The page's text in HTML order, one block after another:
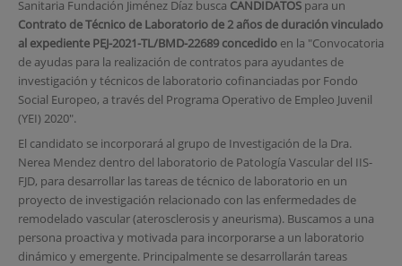
Sanitaria Fundación Jiménez Díaz busca CANDIDATOSpara un
Contrato de Técnico de Laboratorio de 2 añosde duración vinculado
al expediente PEJ-2021-TL/BMD-22689 concedido en la "Convocatoria
de ayudas para la realización de contratos para ayudantes de
investigación y técnicos de laboratorio cofinanciadas por Fondo
Social Europeo, a través del Programa Operativo de Empleo Juvenil
(YEI) 2020".
El candidato se incorporará al grupo de Investigación de la Dra.
Nerea Mendez dentro del laboratorio de Patología Vascular del IIS-
FJD, para desarrollar las tareas de técnico de laboratorio en un
proyecto de investigación relacionado con las enfermedades de
remodelado vascular (aterosclerosis y aneurisma). Buscamos a una
persona proactiva y motivada para incorporarse a un laboratorio
dinámico y emergente. Principalmente se desarrollarán tareas